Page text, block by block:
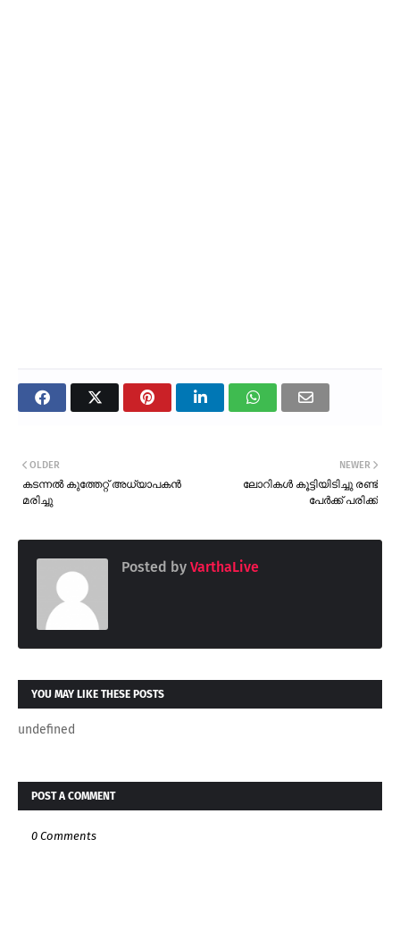
NEWER
ലോറികൾ കൂട്ടിയിടിച്ചു രണ്ട്
പേർക്ക് പരിക്ക്
OLDER
കടന്നൽ കുത്തേറ്റ് അധ്യാപകൻ
മരിച്ചു
Posted by VarthaLive
YOU MAY LIKE THESE POSTS
undefined
POST A COMMENT
0 Comments